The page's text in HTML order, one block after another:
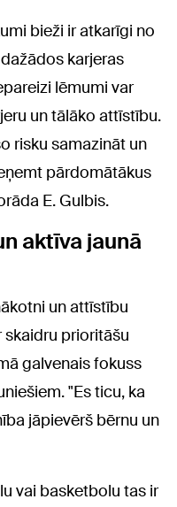
bieži ir atkarīgi no
karjeras
lēmumi var
un tālāko attīstību.
risku samazināt un
pārdomātākus
E. Gulbis.
aktīva jaunā
un attīstību
skaidru prioritāšu
galvenais fokuss
"Es ticu, ka
jāpievērš bērnu un
vai basketbolu tas ir